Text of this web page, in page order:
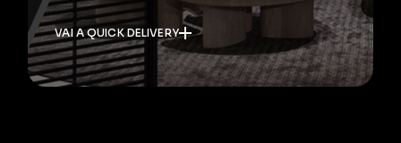
VAI A QUICK DELIVERY